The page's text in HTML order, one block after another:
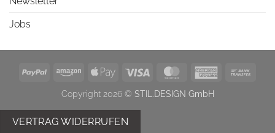
Jobs
PayPal Amazon Apple
Visa MasterCardAmerican
Copyright 2026 © STIL.DESIGN GmbH
VERTRAG WIDERRUFEN